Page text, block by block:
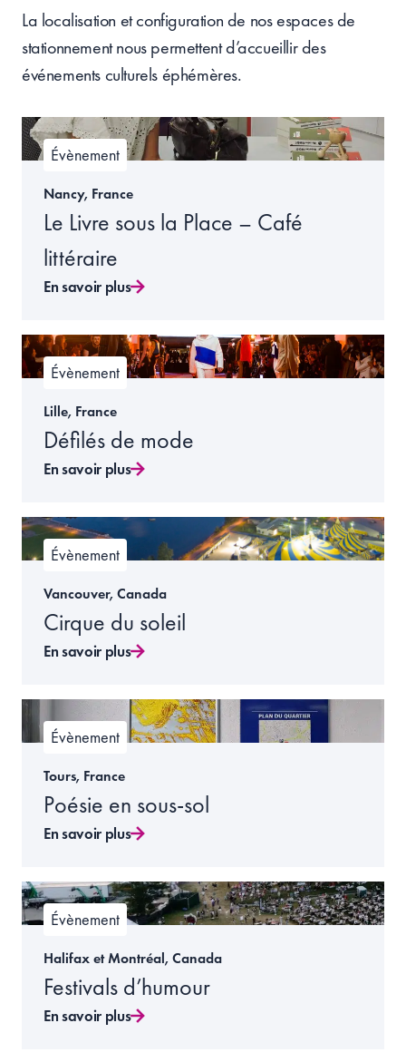
La localisation et configuration de nos espaces de
stationnementnous permettent d’accueillir des
événements culturels éphémères.
Évènement
Nancy, France
Le Livre sous la Place – Café
littéraire
En savoir plus
Évènement
Lille, France
Défilés de mode
En savoir plus
Évènement
Vancouver, Canada
Cirque du soleil
En savoir plus
Évènement
Tours, France
Poésie en sous-sol
En savoir plus
Évènement
Halifax et Montréal, Canada
Festivals d’humour
En savoir plus